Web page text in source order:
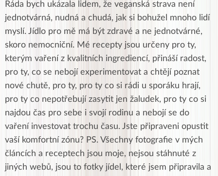
Ráda bych ukázala lidem, že veganská strava není
jednotvárná, nudná a chudá, jak si bohužel mnoho lidí
myslí. Jídlo pro mě má být zdravé a ne jednotvárné,
skoro nemocniční. Mé recepty jsou určeny pro ty,
kterým vaření z kvalitních ingrediencí, přináší radost,
pro ty, co se nebojí experimentovat a chtějí poznat
nové chutě, pro ty, pro ty co si rádi u sporáku hrají,
pro ty co nepotřebují zasytit jen žaludek, pro ty co si
najdou čas pro sebe i svojí rodinu a nebojí se do
vaření investovat trochu času. Jste připraveni opustit
vaší komfortní zónu? PS. Všechny fotografie v mých
článcích a receptech jsou moje, nejsou stáhnuté z
jiných webů, jsou to fotky jídel, které jsem připravila a